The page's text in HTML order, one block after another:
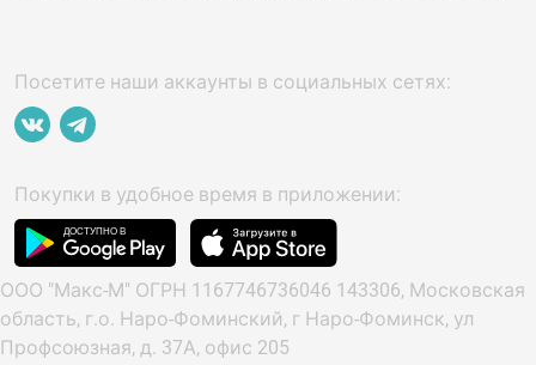
Посетите наши аккаунты в социальных сетях:
Покупки в удобное время в приложении:
ООО "Макс-М" ОГРН 1167746736046 143306, Московская
область, г.о. Наро-Фоминский, г Наро-Фоминск, ул
Профсоюзная, д. 37А, офис 205